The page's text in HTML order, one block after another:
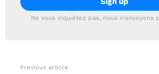
Ne vous inquiétez pas, nous n'envoyons
Previous article